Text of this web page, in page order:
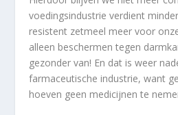
voedingsindustrie verdient
resistent zetmeel meer voor
alleen beschermen tegen
gezonder van! En dat is weer
farmaceutische industrie, want
hoeven geen medicijnen te